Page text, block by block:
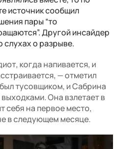
источник сообщил
пары “то
Другой инсайдер
слухах о разрыве.
когда напивается, и
— отметил
тусовщиком, и Сабрина
Она взлетает в
себя на первое место,
в следующем месяце.